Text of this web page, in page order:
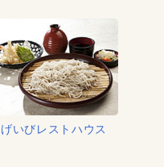
げいびレストハウス